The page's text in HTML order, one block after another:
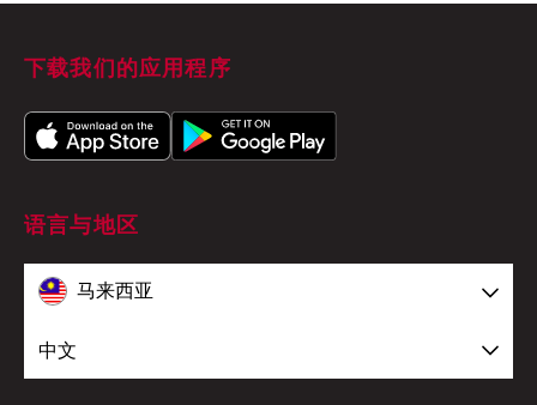
下载我们的应用程序
语言与地区
马来西亚
中文